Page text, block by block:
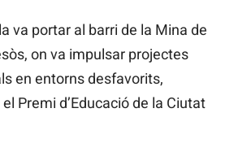
va portar al barri de la Mina de
on va impulsar projectes
en entorns desfavorits,
Premi d’Educació de la Ciutat